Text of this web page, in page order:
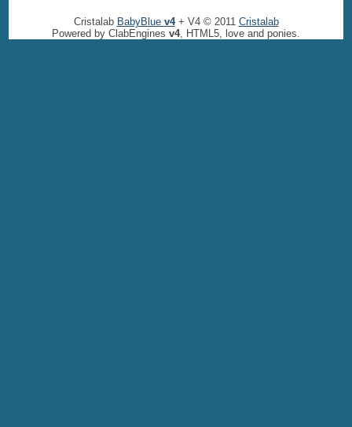
Cristalab BabyBlue v4+ V4 © 2011 Cristalab
Powered by ClabEngines v4, HTML5, love and ponies.